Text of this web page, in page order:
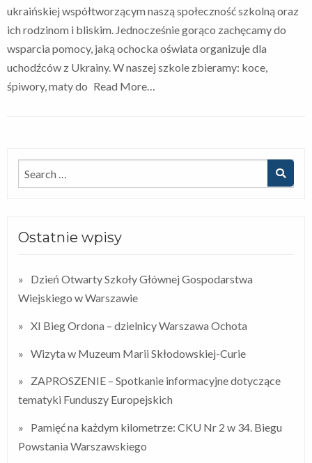
ukraińskiej współtworzącym naszą społeczność szkolną oraz
ich rodzinom i bliskim. Jednocześnie gorąco zachęcamy do
wsparcia pomocy, jaką ochocka oświata organizuje dla
uchodźców z Ukrainy. W naszej szkole zbieramy: koce,
śpiwory, maty do Read More…
Ostatnie wpisy
Dzień Otwarty Szkoły Głównej Gospodarstwa
Wiejskiego w Warszawie
XI Bieg Ordona – dzielnicy Warszawa Ochota
Wizyta w Muzeum Marii Skłodowskiej-Curie
ZAPROSZENIE – Spotkanie informacyjne dotyczące
tematyki Funduszy Europejskich
Pamięć na każdym kilometrze: CKU Nr 2 w 34. Biegu
Powstania Warszawskiego